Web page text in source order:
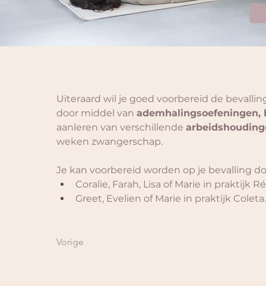
Uiteraard wil je goed voorbereid de
door middel van
aanleren van verschillende
weken zwangerschap.
​Je kan voorbereid worden op je bevalling
Coralie, Farah, Lisa of Marie in praktijk
​​Greet, Evelien of Marie in praktijk Coleta​​.
Vorige